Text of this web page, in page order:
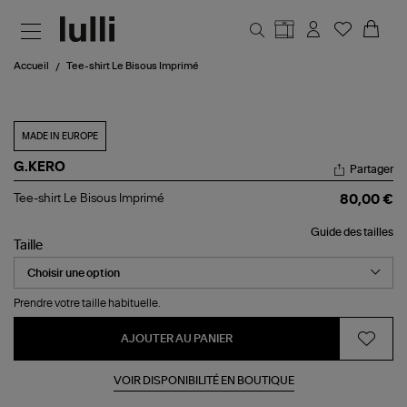
Accueil Tee-shirt Le Bisous Imprimé
MADE IN EUROPE
G.KERO
Tee-
Bisous
Imprimé
Partager
Tee-shirt Le Bisous Imprimé 80,00 €
Guide des tailles
Taille
Prendre votre taille habituelle.
AJOUTER AU PANIER
VOIR DISPONIBILITÉ EN BOUTIQUE